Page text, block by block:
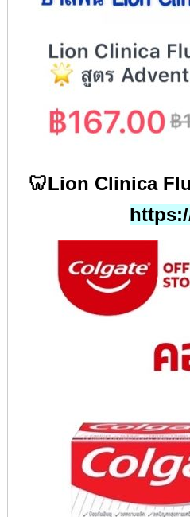
🦷Lion Clinica